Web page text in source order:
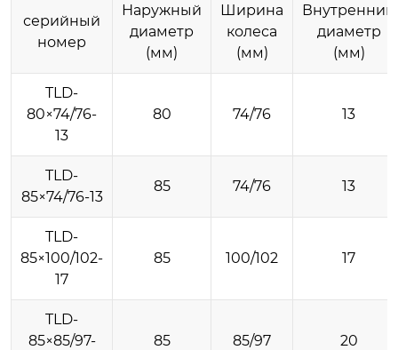
серийный
номер
Наружный
диаметр
(мм)
Ширина
колеса
(мм)
Внутренний
диаметр
(мм)
TLD-
80×74/76-
13
80 74/76 13
TLD-
85×74/76-13
85 74/76 13
TLD-
85×100/102-
17
85 100/102 17
TLD-
85×85/97-
85 85/97 20